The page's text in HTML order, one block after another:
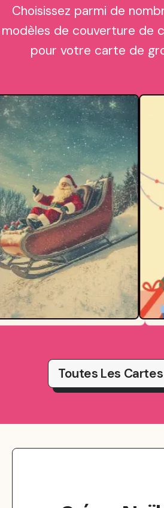
Choisissez parmi de
modèles de couverture de
pour votre carte de
Toutes Les